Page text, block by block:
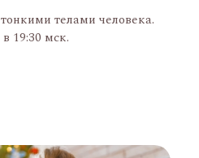
телами человека.
19:30 мск.